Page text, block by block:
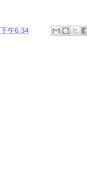
下午6:34